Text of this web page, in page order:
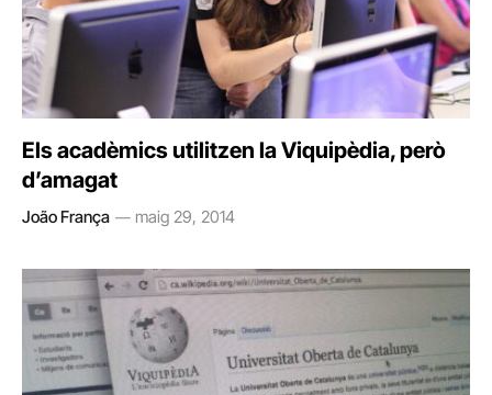
Els acadèmics utilitzen la Viquipèdia, però
d’amagat
João França maig 29, 2014